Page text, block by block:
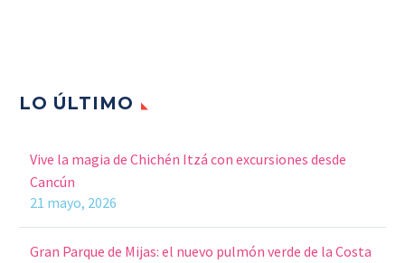
LO ÚLTIMO
Vive la magia de Chichén Itzá con excursiones desde
Cancún
21 mayo, 2026
Gran Parque de Mijas: el nuevo pulmón verde de la Costa